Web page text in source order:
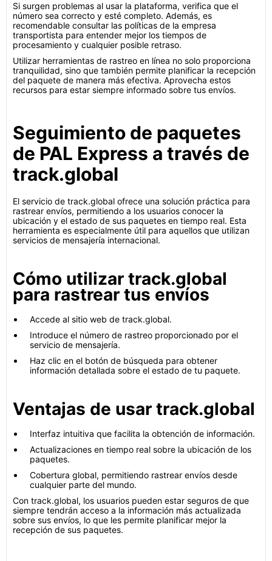
Si surgen problemas al usar la plataforma, verifica que el
número sea correcto y esté completo. Además, es
recomendable consultar las políticas de la empresa
transportista para entender mejor los tiempos de
procesamiento y cualquier posible retraso.
Utilizar herramientas de rastreo en línea no solo proporciona
tranquilidad, sino que también permite planificar la recepción
del paquete de manera más efectiva. Aprovecha estos
recursos para estar siempre informado sobre tus envíos.
Seguimiento de paquetes
de PAL Express a través de
track.global
El servicio de track.global ofrece una solución práctica para
rastrear envíos, permitiendo a los usuarios conocer la
ubicación y el estado de sus paquetes en tiempo real. Esta
herramienta es especialmente útil para aquellos que utilizan
servicios de mensajería internacional.
Cómo utilizar track.global
para rastrear tus envíos
Accede al sitio web de track.global.
Introduce el número de rastreo proporcionado por el
servicio de mensajería.
Haz clic en el botón de búsqueda para obtener
información detallada sobre el estado de tu paquete.
Ventajas de usar track.global
Interfaz intuitiva que facilita la obtención de información.
Actualizaciones en tiempo real sobre la ubicación de los
paquetes.
Cobertura global, permitiendo rastrear envíos desde
cualquier parte del mundo.
Con track.global, los usuarios pueden estar seguros de que
siempre tendrán acceso a la información más actualizada
sobre sus envíos, lo que les permite planificar mejor la
recepción de sus paquetes.